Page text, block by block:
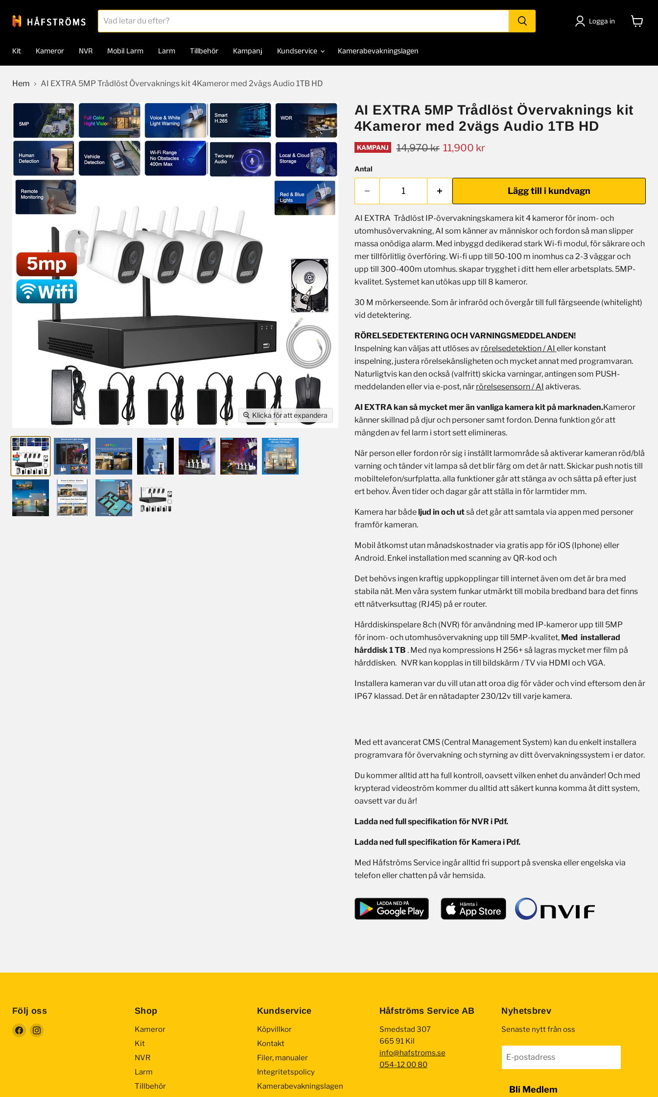
Logga in
Kit Kameror NVR Mobil Larm Larm Tillbehör Kampanj Kundservice Kamerabevakningslagen
Hem AI EXTRA 5MP Trådlöst Övervaknings kit 4Kameror med 2vägs Audio 1TB HD
Klicka för att expandera
AI EXTRA 5MP Trådlöst Övervaknings kit
4Kameror med 2vägs Audio 1TB HD
KAMPANJ Ord pris
14,970 kr Nuvarande pris
11,900 kr
Antal
Lägg till i kundvagn
AI EXTRA Trådlöst IP-övervakningskamera kit 4 kameror för inom- och
utomhusövervakning, AI som känner av människor och fordon så man slipper
massa onödiga alarm. Med inbyggd dedikerad stark Wi-fi modul, för säkrare och
mer tillförlitlig överföring. Wi-fi upp till 50-100 m inomhus ca 2-3 väggar och
upp till 300-400m utomhus. skapar trygghet i ditt hem eller arbetsplats. 5MP-
kvalitet. Systemet kan utökas upp till 8 kameror.
30 M mörkerseende. Som är infraröd och övergår till full färgseende (whitelight)
vid detektering.
RÖRELSEDETEKTERING OCH VARNINGSMEDDELANDEN!
Inspelning kan väljas att utlöses av rörelsedetektion / AI eller konstant
inspelning, justera rörelsekänsligheten och mycket annat med programvaran.
Naturligtvis kan den också (valfritt) skicka varningar, antingen som PUSH-
meddelanden eller via e-post, när rörelsesensorn / AI aktiveras.
AI EXTRA kan så mycket mer än vanliga kamera kit på marknaden.Kameror
känner skillnad på djur och personer samt fordon. Denna funktion gör att
mängden av fel larm i stort sett elimineras.
När person eller fordon rör sig i inställt larmområde så aktiverar kameran röd/blå
varning och tänder vit lampa så det blir färg om det är natt. Skickar push notis till
mobiltelefon/surfplatta. alla funktioner går att stänga av och sätta på efter just
ert behov. Även tider och dagar går att ställa in för larmtider mm.
Kamera har bådeljud in och utså det går att samtala via appen med personer
framför kameran.
Mobil åtkomst utan månadskostnader via gratis app för iOS (Iphone) eller
Android. Enkel installation med scanning av QR-kod och
Det behövs ingen kraftig uppkopplingar till internet även om det är bra med
stabila nät. Men våra system funkar utmärkt till mobila bredband bara det finns
ett nätverksuttag (RJ45) på er router.
Hårddiskinspelare 8ch (NVR) för användning med IP-kameror upp till 5MP
för inom- och utomhusövervakning upp till 5MP-kvalitet, Med installerad
hårddisk 1 TB . Med nya kompressions H 256+ så lagras mycket mer film på
hårddisken. NVR kan kopplas in till bildskärm / TV via HDMI och VGA.
Installera kameran var du vill utan att oroa dig för väder och vind eftersom den är
IP67 klassad. Det är en nätadapter 230/12v till varje kamera.
Med ett avancerat CMS (Central Management System) kan du enkelt installera
programvara för övervakning och styrning av ditt övervakningssystem i er dator.
Du kommer alltid att ha full kontroll, oavsett vilken enhet du använder! Och med
krypterad videoström kommer du alltid att säkert kunna komma åt ditt system,
oavsett var du är!
Ladda ned full specifikation för NVR i Pdf.
Ladda ned full specifikation för Kamera i Pdf.
Med Håfströms Service ingår alltid fri support på svenska eller engelska via
telefon eller chatten på vår hemsida.
Följ oss
Find Find
Shop
Kameror
Kit
NVR
Larm
Tillbehör
Kundservice
Köpvillkor
Kontakt
Filer, manualer
Integritetspolicy
Kamerabevakningslagen
Håfströms Service AB
Smedstad 307
665 91 Kil
info@hafstroms.se
054-12 00 80
Nyhetsbrev
Senaste nytt från oss
E-postadress
Bli Medlem